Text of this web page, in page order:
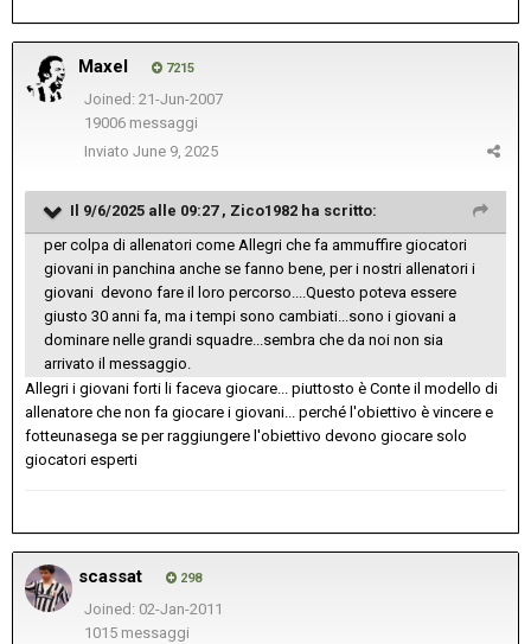
Maxel 7215
Joined: 21-Jun-2007
19006 messaggi
Inviato June 9, 2025
Il 9/6/2025 alle 09:27 , Zico1982 ha scritto:
per colpa di allenatori come Allegri che fa ammuffire giocatori
giovani in panchina anche se fanno bene, per i nostri allenatori i
giovani devono fare il loro percorso....Questo poteva essere
giusto 30 anni fa, ma i tempi sono cambiati...sono i giovani a
dominare nelle grandi squadre...sembra che da noi non sia
arrivato il messaggio.
Allegri i giovani forti li faceva giocare... piuttosto è Conte il modello di
allenatore che non fa giocare i giovani... perché l'obiettivo è vincere e
fotteunasega se per raggiungere l'obiettivo devono giocare solo
giocatori esperti
scassat 298
Joined: 02-Jan-2011
1015 messaggi